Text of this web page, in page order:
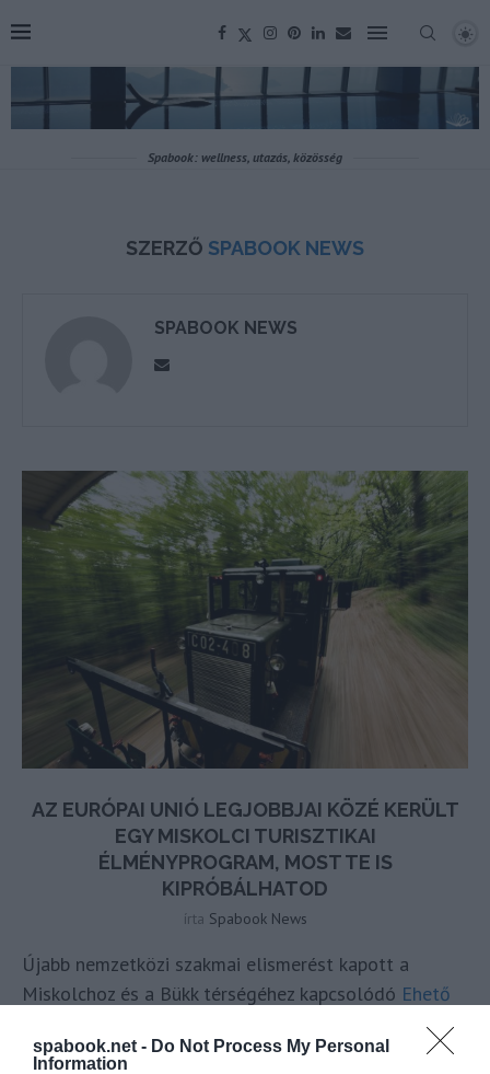
spabook.net - Do Not Process My Personal
Information
Spabook: wellness, utazás, közösség
SZERZŐ SPABOOK NEWS
SPABOOK NEWS
AZ EURÓPAI UNIÓ LEGJOBBJAI KÖZÉ KERÜLT
EGY MISKOLCI TURISZTIKAI
ÉLMÉNYPROGRAM, MOST TE IS
KIPRÓBÁLHATOD
írta Spabook News
Újabb nemzetközi szakmai elismerést kapott a
Miskolchoz és a Bükk térségéhez kapcsolódó Ehető
projekt bekerült a Tourism for Europe platform által